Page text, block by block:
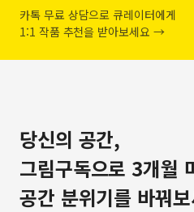
카톡 무료 상담으로 큐레이터에게
1:1 작품 추천을 받아보세요 →
당신의 공간,
그림구독으로 3개월
공간 분위기를 바꿔